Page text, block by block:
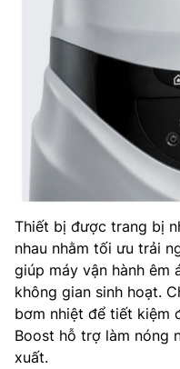
Thiết bị được trang bị
nhau nhằm tối ưu trải
giúp máy vận hành êm
không gian sinh hoạt.
bơm nhiệt để tiết kiệm
Boost hỗ trợ làm nóng
xuất.